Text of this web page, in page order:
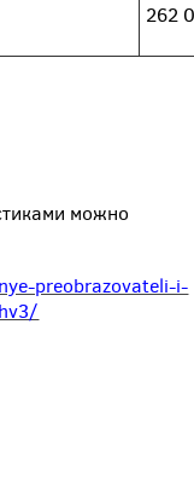
262
можно
preobrazovateli-i-